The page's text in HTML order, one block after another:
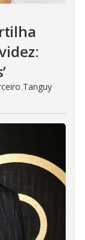
Tanguy